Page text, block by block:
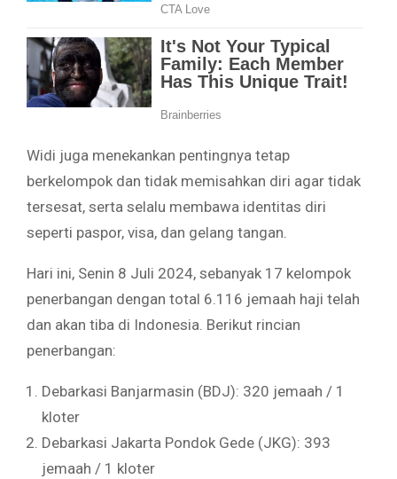
Widi juga menekankan pentingnya tetap
berkelompok dan tidak memisahkan diri agar tidak
tersesat, serta selalu membawa identitas diri
seperti paspor, visa, dan gelang tangan.
Hari ini, Senin 8 Juli 2024, sebanyak 17 kelompok
penerbangan dengan total 6.116 jemaah haji telah
dan akan tiba di Indonesia. Berikut rincian
penerbangan:
Debarkasi Banjarmasin (BDJ): 320 jemaah / 1
kloter
Debarkasi Jakarta Pondok Gede (JKG): 393
jemaah / 1 kloter